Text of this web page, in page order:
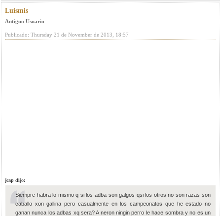
Luismis
Antiguo Usuario
Publicado: Thursday 21 de November de 2013, 18:57
jcap dijo:
Siempre habra lo mismo q si los adba son galgos qsi los otros no son razas son
caballo xon gallina pero casualmente en los campeonatos que he estado no
ganan nunca los adbas xq sera? A neron ningin perro le hace sombra y no es un